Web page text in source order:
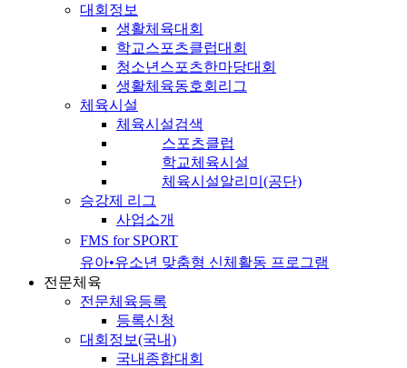
대회정보
생활체육대회
학교스포츠클럽대회
청소년스포츠한마당대회
생활체육동호회리그
체육시설
체육시설검색
스포츠클럽
학교체육시설
체육시설알리미(공단)
승강제 리그
사업소개
FMS for SPORT
유아•유소년 맞춤형 신체활동 프로그램
전문체육
전문체육등록
등록신청
대회정보(국내)
국내종합대회